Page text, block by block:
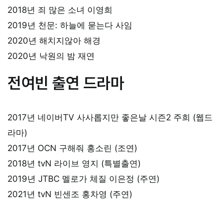
2018년 죄 많은 소녀 이영희
2019년 천문: 하늘에 묻는다 사임
2020년 해치지않아 해경
2020년 낙원의 밤 재연
전여빈 출연 드라마
2017년 네이버TV 사사롭지만 좋은날 시즌2 주희 (웹드
라마)
2017년 OCN 구해줘 홍소린 (조연)
2018년 tvN 라이브 영지 (특별출연)
2019년 JTBC 멜로가 체질 이은정 (주연)
2021년 tvN 빈센조 홍차영 (주연)